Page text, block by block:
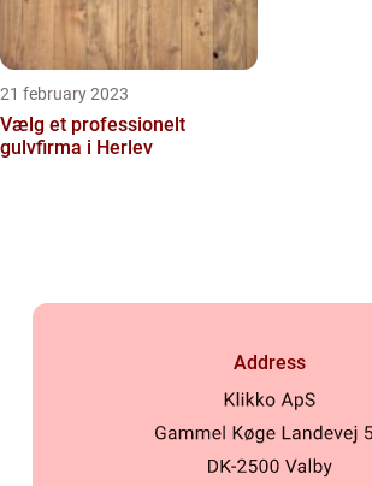
21 february 2023
Vælg et professionelt
gulvfirma i Herlev
Address